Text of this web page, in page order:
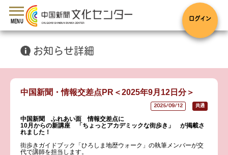
toggle
navigation
MENU ログイン
お知らせ詳細
中国新聞・情報交差点PR＜2025年9月12日分＞
2025/09/12 共通
中国新聞 ふれあい面 情報交差点に
10月からの新講座
「ちょっとアカデミックな街歩き」
が掲載さ
れました！
街歩きガイドブック「ひろしま地歴ウォーク」の執筆メンバーが交
代で講師を担当します。